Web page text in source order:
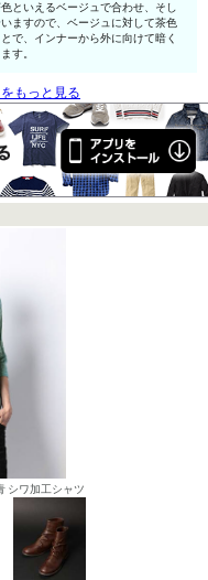
といえるベージュで合わせ、そし
ますので、ベージュに対して茶色
で、インナーから外に向けて暗く
す。
もっと見る
シワ加工シャツ